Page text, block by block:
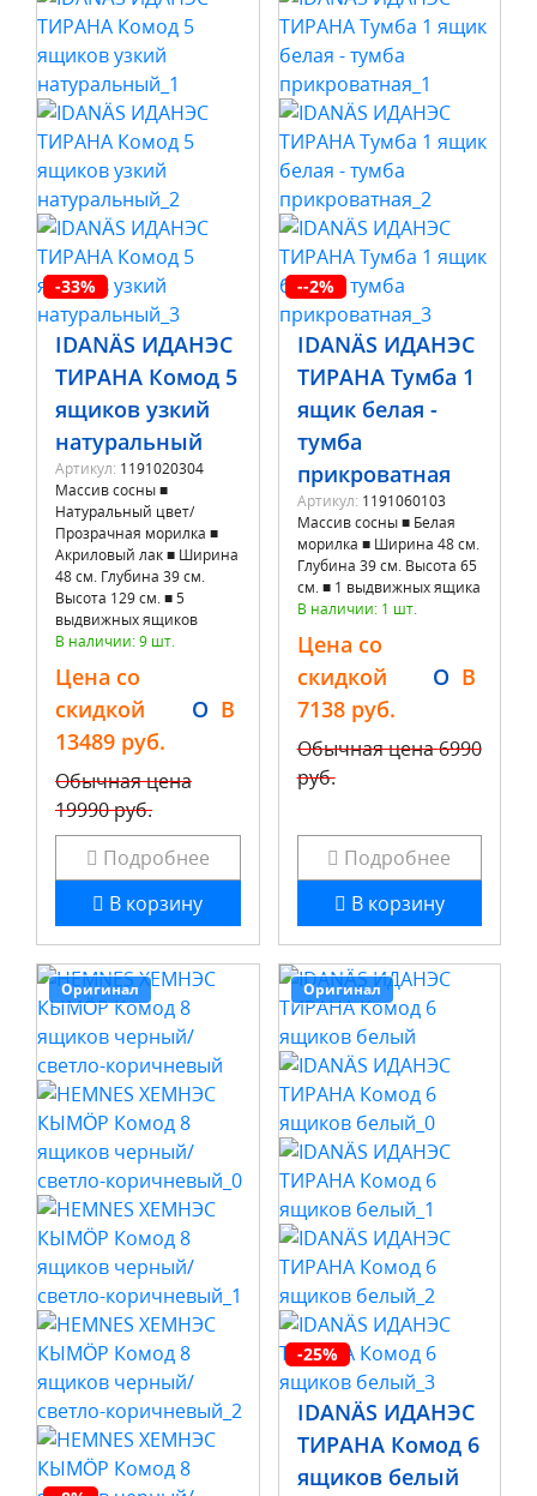
-33%
IDANÄS ИДАНЭС
ТИРАНА Комод 5
ящиков узкий
натуральный
Артикул: 1191020304
Массив сосны ■
Натуральный цвет/
Прозрачная морилка ■
Акриловый лак ■ Ширина
48 см. Глубина 39 см.
Высота 129 см. ■ 5
выдвижных ящиков
В наличии: 9 шт.
Цена со
скидкой
13489 руб.
O B
Обычная цена
19990 руб.
Подробнее
В корзину
--2%
IDANÄS ИДАНЭС
ТИРАНА Тумба 1
ящик белая -
тумба
прикроватная
Артикул: 1191060103
Массив сосны ■ Белая
морилка ■ Ширина 48 см.
Глубина 39 см. Высота 65
см. ■ 1 выдвижных ящика
В наличии: 1 шт.
Цена со
скидкой
7138 руб.
O B
Обычная цена6990
руб.
Подробнее
В корзину
Оригинал Оригинал
-25%
IDANÄS ИДАНЭС
ТИРАНА Комод 6
ящиков белый